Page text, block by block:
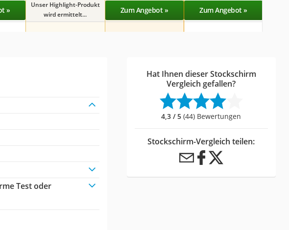
»
Unser Highlight-Produkt
wird ermittelt...
Zum Angebot » Zum Angebot »
Test oder
Hat Ihnen dieser Stockschirm
Vergleich gefallen?
4,3 / 5 (44) Bewertungen
Stockschirm-Vergleich teilen: